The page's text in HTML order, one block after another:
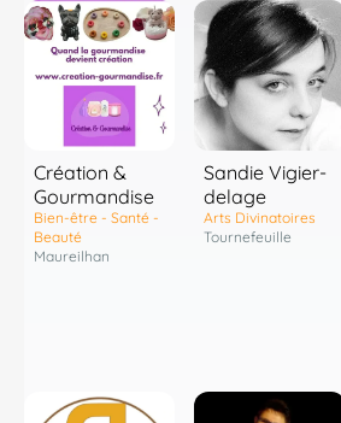
Création &
Gourmandise
Bien-être - Santé -
Beauté
Maureilhan
Sandie Vigier-
delage
Arts Divinatoires
Tournefeuille